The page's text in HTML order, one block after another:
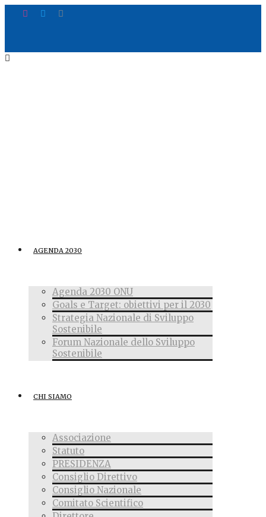
AGENDA 2030
Agenda 2030 ONU
Goals e Target: obiettivi per il 2030
Strategia Nazionale di Sviluppo
Sostenibile
Forum Nazionale dello Sviluppo
Sostenibile
CHI SIAMO
Associazione
Statuto
PRESIDENZA
Consiglio Direttivo
Consiglio Nazionale
Comitato Scientifico